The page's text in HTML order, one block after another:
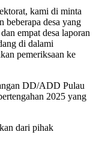
kami di minta
beberapa desa yang
empat desa laporan
di dalami
pemeriksaan ke
DD/ADD Pulau
2025 yang
dari pihak